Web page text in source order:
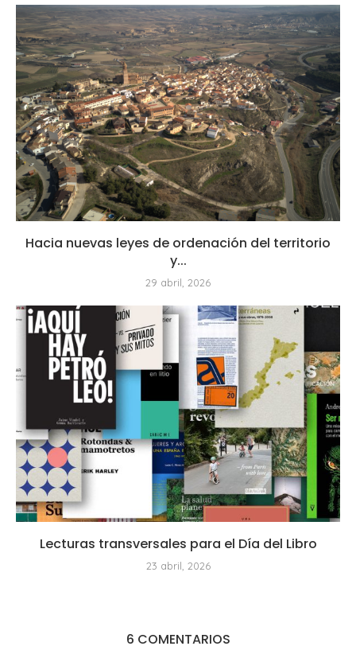
Hacia nuevas leyes de ordenación del territorio
y...
29 abril, 2026
Lecturas transversales para el Día del Libro
23 abril, 2026
6 COMENTARIOS